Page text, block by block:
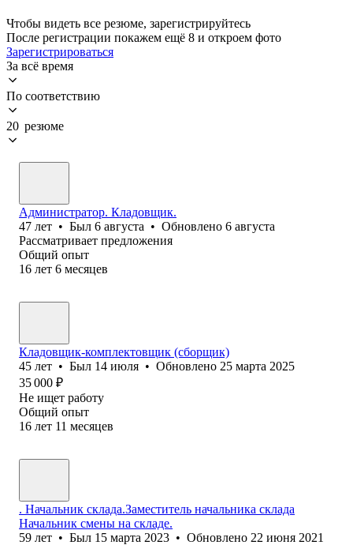
Чтобы видеть все резюме, зарегистрируйтесь
После регистрации покажем ещё 8 и откроем фото
Зарегистрироваться
За всё время
По соответствию
20 резюме
Администратор. Кладовщик.
47 лет • Был 6 августа • Обновлено 6 августа
Рассматривает предложения
Общий опыт
16 лет 6 месяцев
Кладовщик-комплектовщик (сборщик)
45 лет • Был 14 июля • Обновлено 25 марта 2025
35 000 ₽
Не ищет работу
Общий опыт
16 лет 11 месяцев
. Начальник склада.Заместитель начальника склада
Начальник смены на складе.
59 лет • Был 15 марта 2023 • Обновлено 22 июня 2021